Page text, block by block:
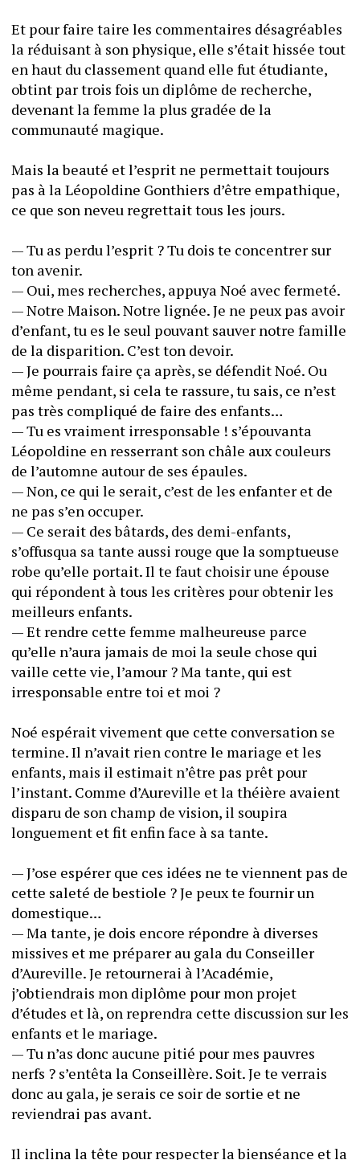
Et pour faire taire les commentaires désagréables
la réduisant à son physique, elle s’était hissée tout
en haut du classement quand elle fut étudiante,
obtint par trois fois un diplôme de recherche,
devenant la femme la plus gradée de la
communauté magique.
Mais la beauté et l’esprit ne permettait toujours
pas à la Léopoldine Gonthiers d’être empathique,
ce que son neveu regrettait tous les jours.
— Tu as perdu l’esprit ? Tu dois te concentrer sur
ton avenir.
— Oui, mes recherches, appuya Noé avec fermeté.
— Notre Maison. Notre lignée. Je ne peux pas avoir
d’enfant, tu es le seul pouvant sauver notre famille
de la disparition. C’est ton devoir.
— Je pourrais faire ça après, se défendit Noé. Ou
même pendant, si cela te rassure, tu sais, ce n’est
pas très compliqué de faire des enfants…
— Tu es vraiment irresponsable ! s’épouvanta
Léopoldine en resserrant son châle aux couleurs
de l’automne autour de ses épaules.
— Non, ce qui le serait, c’est de les enfanter et de
ne pas s’en occuper.
— Ce serait des bâtards, des demi-enfants,
s’offusqua sa tante aussi rouge que la somptueuse
robe qu’elle portait. Il te faut choisir une épouse
qui répondent à tous les critères pour obtenir les
meilleurs enfants.
— Et rendre cette femme malheureuse parce
qu’elle n’aura jamais de moi la seule chose qui
vaille cette vie, l’amour ? Ma tante, qui est
irresponsable entre toi et moi ?
Noé espérait vivement que cette conversation se
termine. Il n’avait rien contre le mariage et les
enfants, mais il estimait n’être pas prêt pour
l’instant. Comme d’Aureville et la théière avaient
disparu de son champ de vision, il soupira
longuement et fit enfin face à sa tante.
— J’ose espérer que ces idées ne te viennent pas de
cette saleté de bestiole ? Je peux te fournir un
domestique…
— Ma tante, je dois encore répondre à diverses
missives et me préparer au gala du Conseiller
d’Aureville. Je retournerai à l’Académie,
j’obtiendrais mon diplôme pour mon projet
d’études et là, on reprendra cette discussion sur les
enfants et le mariage.
— Tu n’as donc aucune pitié pour mes pauvres
nerfs ? s’entêta la Conseillère. Soit. Je te verrais
donc au gala, je serais ce soir de sortie et ne
reviendrai pas avant.
Il inclina la tête pour respecter la bienséance et la